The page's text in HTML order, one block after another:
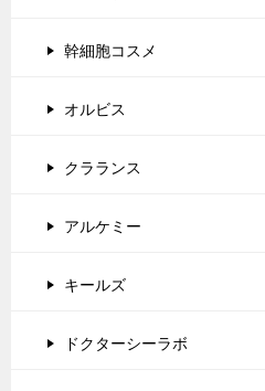
幹細胞コスメ
オルビス
クラランス
アルケミー
キールズ
ドクターシーラボ